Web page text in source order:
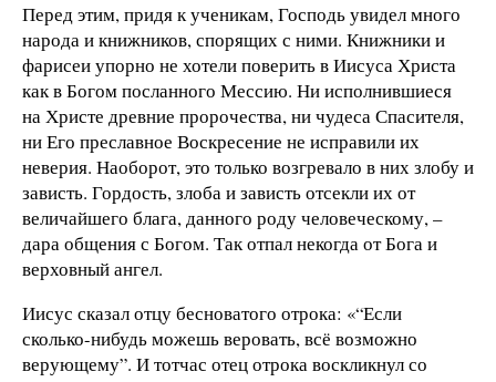
Перед этим, придя к ученикам, Господь увидел много
народа и книжников, спорящих с ними. Книжники и
фарисеи упорно не хотели поверить в Иисуса Христа
как в Богом посланного Мессию. Ни исполнившиеся
на Христе древние пророчества, ни чудеса Спасителя,
ни Его преславное Воскресение не исправили их
неверия. Наоборот, это только возгревало в них злобу и
зависть. Гордость, злоба и зависть отсекли их от
величайшего блага, данного роду человеческому, –
дара общения с Богом. Так отпал некогда от Бога и
верховный ангел.
Иисус сказал отцу бесноватого отрока: «“Если
сколько-нибудь можешь веровать, всё возможно
верующему”. И тотчас отец отрока воскликнул со